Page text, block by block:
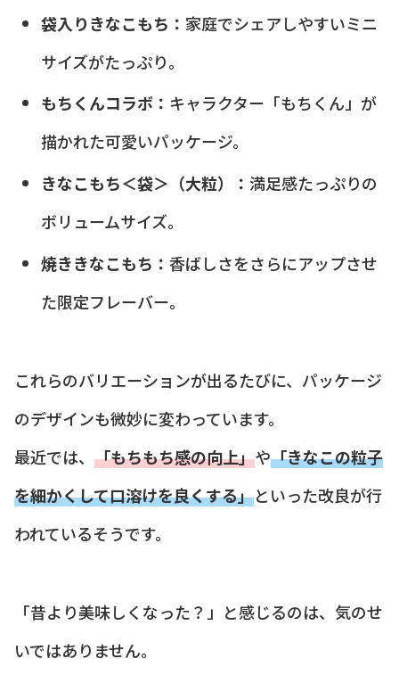
袋入りきなこもち： 家庭でシェアしやすいミニ
サイズがたっぷり。
もちくんコラボ： キャラクター「もちくん」が
描かれた可愛いパッケージ。
きなこもち＜袋＞（大粒）： 満足感たっぷりの
ボリュームサイズ。
焼ききなこもち： 香ばしさをさらにアップさせ
た限定フレーバー。
これらのバリエーションが出るたびに、パッケージ
のデザインも微妙に変わっています。
最近では、 「もちもち感の向上」や「きなこの粒子
を細かくして口溶けを良くする」といった改良が行
われているそうです。
「昔より美味しくなった？」と感じるのは、気のせ
いではありません。